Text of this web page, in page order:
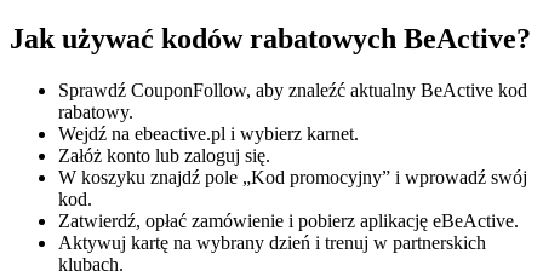
Jak używać kodów rabatowych BeActive?
Sprawdź CouponFollow, aby znaleźć aktualny BeActive kod
rabatowy.
Wejdź na ebeactive.pl i wybierz karnet.
Załóż konto lub zaloguj się.
W koszyku znajdź pole „Kod promocyjny” i wprowadź swój
kod.
Zatwierdź, opłać zamówienie i pobierz aplikację eBeActive.
Aktywuj kartę na wybrany dzień i trenuj w partnerskich
klubach.